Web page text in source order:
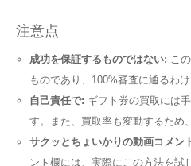
注意点
成功を保証するものではない: こ
ものであり、100%審査に通るわけ
自己責任で: ギフト券の買取には
す。また、買取率も変動するため
サクッとちょいかりの動画コメン
ント欄には、実際にこの方法を試